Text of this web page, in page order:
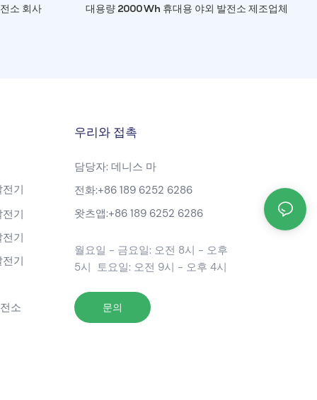
소 회사 대용량 2000Wh 휴대용 야외 발전소 제조업체
기
기
기
기
소
우리와 접촉
담당자: 데니스 마
전화:+86 189 6252 6286
왓츠앱:+86 189 6252 6286
월요일 - 금요일: 오전 8시 - 오후
5시 토요일: 오전 9시 - 오후 4시
문의